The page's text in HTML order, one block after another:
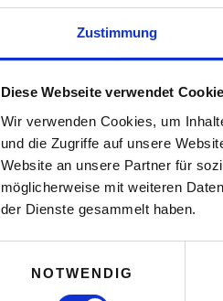
Zustimmung
Diese Webseite verwendet
Wir verwenden Cookies, um
und die Zugriffe auf unsere
Website an unsere Partner für
möglicherweise mit weiteren
der Dienste gesammelt haben.
NOTWENDIG